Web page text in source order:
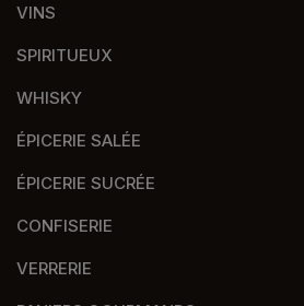
VINS
SPIRITUEUX
WHISKY
ÉPICERIE SALÉE
ÉPICERIE SUCRÉE
CONFISERIE
VERRERIE